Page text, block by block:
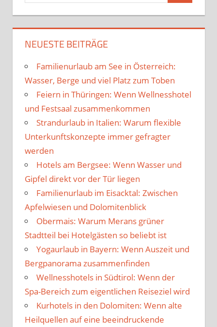
NEUESTE BEITRÄGE
Familienurlaub am See in Österreich:
Wasser, Berge und viel Platz zum Toben
Feiern in Thüringen: Wenn Wellnesshotel
und Festsaal zusammenkommen
Strandurlaub in Italien: Warum flexible
Unterkunftskonzepte immer gefragter
werden
Hotels am Bergsee: Wenn Wasser und
Gipfel direkt vor der Tür liegen
Familienurlaub im Eisacktal: Zwischen
Apfelwiesen und Dolomitenblick
Obermais: Warum Merans grüner
Stadtteil bei Hotelgästen so beliebt ist
Yogaurlaub in Bayern: Wenn Auszeit und
Bergpanorama zusammenfinden
Wellnesshotels in Südtirol: Wenn der
Spa-Bereich zum eigentlichen Reiseziel wird
Kurhotels in den Dolomiten: Wenn alte
Heilquellen auf eine beeindruckende